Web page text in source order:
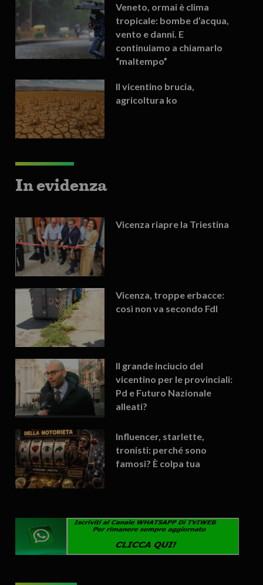
Veneto, ormai è clima
tropicale: bombe d’acqua,
vento e danni. E
continuiamo a chiamarlo
“maltempo”
Il vicentino brucia,
agricoltura ko
In evidenza
Vicenza riapre la Triestina
Vicenza, troppe erbacce:
così non va secondo FdI
Il grande inciucio del
vicentino per le provinciali:
Pd e Futuro Nazionale
alleati?
Influencer, starlette,
tronisti: perché sono
famosi? È colpa tua